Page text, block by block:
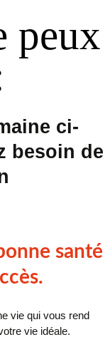
peux
ci-
besoin de
santé
vie qui vous rend
vie idéale.